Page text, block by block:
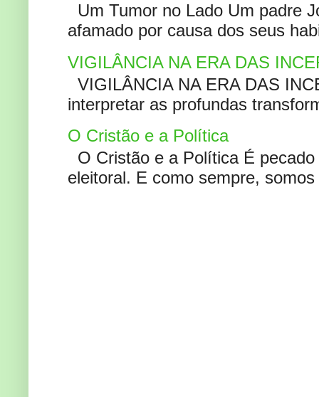
Um Tumor no Lado Um padre
afamado por causa dos seus
VIGILÂNCIA NA ERA DAS
VIGILÂNCIA NA ERA DAS
interpretar as profundas
O Cristão e a Política
O Cristão e a Política É
eleitoral. E como sempre,